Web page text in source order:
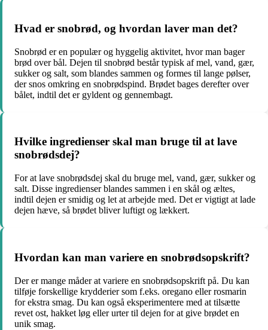
Hvad er snobrød, og hvordan laver man det?
Snobrød er en populær og hyggelig aktivitet, hvor man bager
brød over bål. Dejen til snobrød består typisk af mel, vand, gær,
sukker og salt, som blandes sammen og formes til lange pølser,
der snos omkring en snobrødspind. Brødet bages derefter over
bålet, indtil det er gyldent og gennembagt.
Hvilke ingredienser skal man bruge til at lave
snobrødsdej?
For at lave snobrødsdej skal du bruge mel, vand, gær, sukker og
salt. Disse ingredienser blandes sammen i en skål og æltes,
indtil dejen er smidig og let at arbejde med. Det er vigtigt at lade
dejen hæve, så brødet bliver luftigt og lækkert.
Hvordan kan man variere en snobrødsopskrift?
Der er mange måder at variere en snobrødsopskrift på. Du kan
tilføje forskellige krydderier som f.eks. oregano eller rosmarin
for ekstra smag. Du kan også eksperimentere med at tilsætte
revet ost, hakket løg eller urter til dejen for at give brødet en
unik smag.